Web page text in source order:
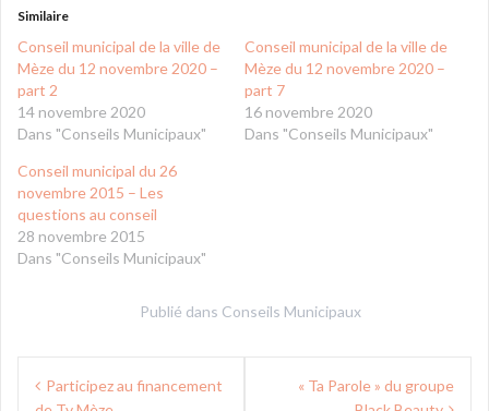
Similaire
Conseil municipal de la ville de
Mèze du 12 novembre 2020 –
part 2
14 novembre 2020
Dans "Conseils Municipaux"
Conseil municipal de la ville de
Mèze du 12 novembre 2020 –
part 7
16 novembre 2020
Dans "Conseils Municipaux"
Conseil municipal du 26
novembre 2015 – Les
questions au conseil
28 novembre 2015
Dans "Conseils Municipaux"
Publié dans Conseils Municipaux
Navigation
Participez au financement
« Ta Parole » du groupe